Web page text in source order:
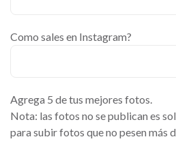
Como sales en Instagram?
Agrega 5 de tus mejores fotos.
Nota: las fotos no se publican es
para subir fotos que no pesen más